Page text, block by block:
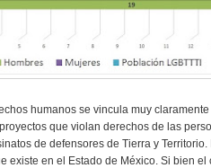
humanos se vincula muy
que violan derechos de las
de defensores de Tierra y
existe en el Estado de México. Si bien